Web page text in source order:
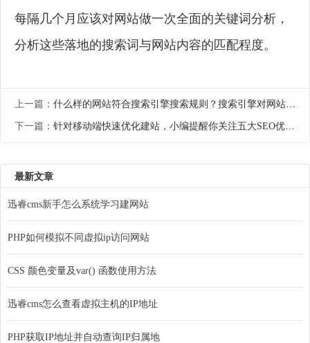
每隔几个月应该对网站做一次全面的关键词分析，
分析这些落地的搜索词与网站内容的匹配程度。
上一篇： 什么样的网站符合搜索引擎搜索规则？搜索引擎对网站SEO的判断标准是什么？
下一篇： 针对移动端快速优化建站，小编提醒你关注五大SEO优化指标
最新文章
迅睿cms新手怎么系统学习建网站
PHP如何模拟不同虚拟ip访问网站
CSS 颜色变量及var() 函数使用方法
迅睿cms怎么查看虚拟主机的IP地址
PHP获取IP地址并自动查询IP归属地